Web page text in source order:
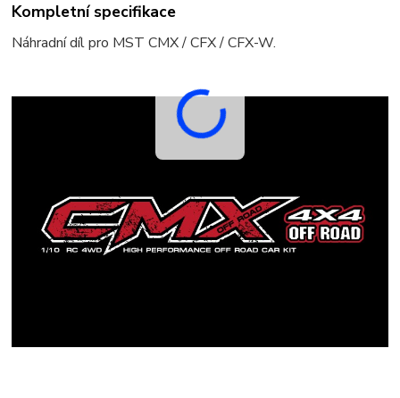
Kompletní specifikace
Náhradní díl pro MST CMX / CFX / CFX-W.